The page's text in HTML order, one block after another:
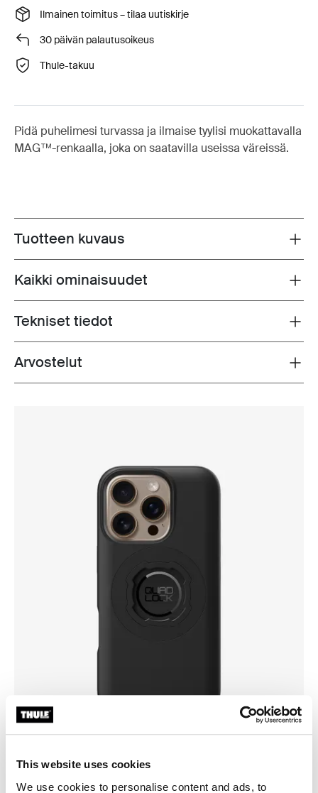
This website uses cookies
We use cookies to personalise content and ads, to
Ilmainen toimitus – tilaa uutiskirje
30 päivän palautusoikeus
Thule-takuu
Pidä puhelimesi turvassa ja ilmaise tyylisi muokattavalla
MAG™-renkaalla, joka on saatavilla useissa väreissä.
Toggle overview
Tuotteen kuvaus
Toggle features
Kaikki ominaisuudet
Toggle techspec
Tekniset tiedot
Toggle overview
Arvostelut
Valitse kotelo